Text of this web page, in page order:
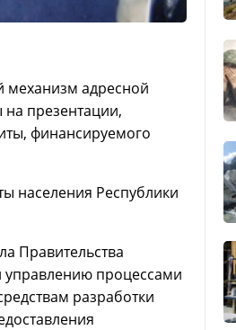
адресной
презентации,
финансируемого
населения Республики
Правительства
процессами
разработки